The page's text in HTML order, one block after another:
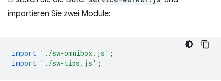
importieren Sie zwei Module:
import './sw-omnibox.js' ;
import
'./sw-tips.js' ;